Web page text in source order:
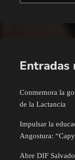
Entradas
Conmemora la
de la Lactancia
Impulsar la
Angostura:
Abre DIF